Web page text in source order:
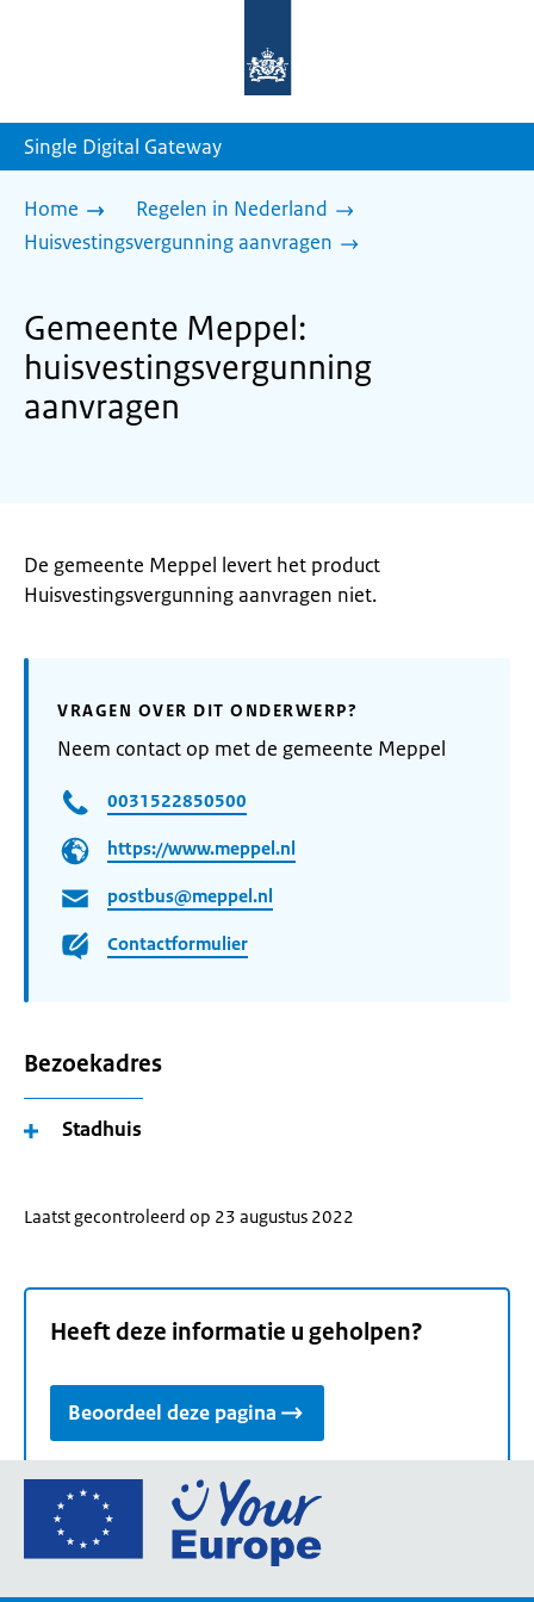
homepage
Single Digital Gateway
Home
Regelen in Nederland
Huisvestingsvergunning aanvragen
Gemeente Meppel:
huisvestingsvergunning
aanvragen
De gemeente Meppel levert het product
Huisvestingsvergunning aanvragen niet.
VRAGEN OVER DIT ONDERWERP?
Neem contact op met de gemeente Meppel
0031522850500
https://www.meppel.nl
postbus@meppel.nl
Contactformulier
Bezoekadres
Stadhuis
Laatst gecontroleerd op 23 augustus 2022
Heeft deze informatie u geholpen?
Beoordeel deze pagina
Ga
de